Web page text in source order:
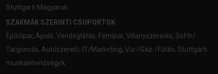
Stuttgarti Magyarok
SZAKMÁK SZERINTI CSOPORTOK
Építőipar, Ápoló, Vendéglátás, Fémipar, Villanyszerelés, Sofőr/
Targoncás, Autószerelő, IT/Marketing, Víz-/Gáz-/Fűtés, Stuttgarti
munkalehetőségek